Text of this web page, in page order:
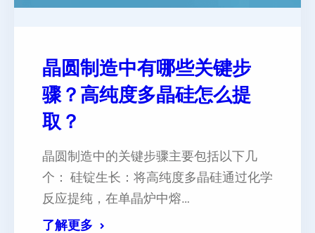
晶圆制造中有哪些关键步
骤？高纯度多晶硅怎么提
取？
晶圆制造中的关键步骤主要包括以下几
个： ‌硅锭生长‌：将高纯度多晶硅通过化学
反应提纯，在单晶炉中熔…
了解更多